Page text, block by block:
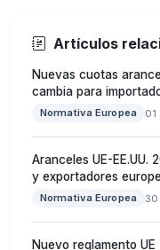
Artículos
Nuevas cuotas
cambia para
Normativa Europea 01
Aranceles UE-EE.UU.
y exportadores
Normativa Europea
Nuevo reglamento